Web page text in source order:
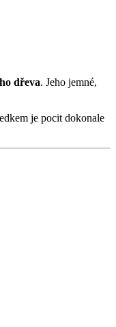
dřeva. Jeho jemné,
je pocit dokonale